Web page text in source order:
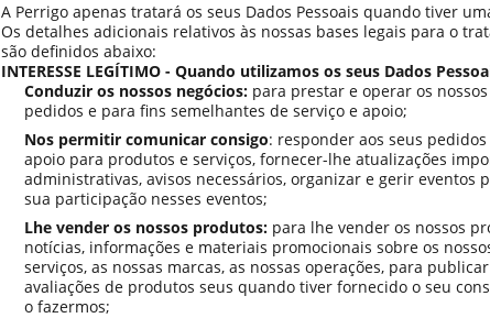
A Perrigo apenas tratará os seus Dados Pessoais quando tiver
Os detalhes adicionais relativos às nossas bases legais para o
são definidos abaixo:
INTERESSE LEGÍTIMO - Quando utilizamos os seus Dados
Conduzir os nossos negócios: para prestar e operar os
pedidos e para fins semelhantes de serviço e apoio;
Nos permitir comunicar consigo: responder aos seus
apoio para produtos e serviços, fornecer-lhe atualizações
administrativas, avisos necessários, organizar e gerir eventos
sua participação nesses eventos;
Lhe vender os nossos produtos: para lhe vender os nossos
notícias, informações e materiais promocionais sobre os
serviços, as nossas marcas, as nossas operações, para
avaliações de produtos seus quando tiver fornecido o seu
o fazermos;